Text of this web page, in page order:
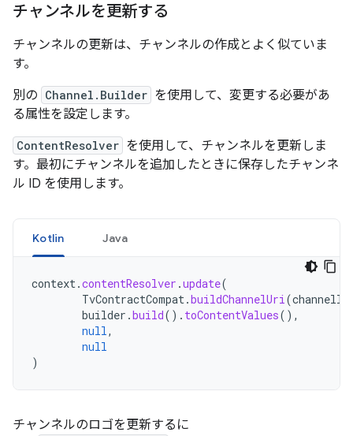
チャンネルを更新する
チャンネルの更新は、チャンネルの作成とよく似ていま
す。
別の Channel.Builder を使用して、変更する必要があ
る属性を設定します。
ContentResolver を使用して、チャンネルを更新しま
す。最初にチャンネルを追加したときに保存したチャンネ
ル ID を使用します。
Kotlin Java
context.contentResolver .update(
TvContractCompat.buildChannelUri(channelId
builder .build(). toContentValues(),
null,
null
)
チャンネルのロゴを更新するに